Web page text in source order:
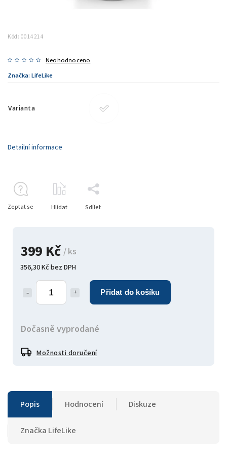
Kód: 0014214
Neohodnoceno
Značka: LifeLike
Varianta
399 Kč / ks
356,30 Kč bez DPH
Přidat do košíku
Dočasně vyprodané
Možnosti doručení
Detailní informace
Zeptat se Hlídat Sdílet
Popis Hodnocení Diskuze
Značka LifeLike